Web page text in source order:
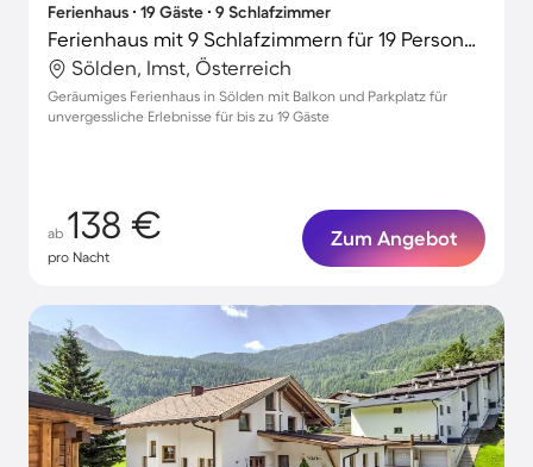
Ferienhaus ∙ 19 Gäste ∙ 9 Schlafzimmer
Ferienhaus mit 9 Schlafzimmern für 19 Personen
Sölden, Imst, Österreich
Geräumiges Ferienhaus in Sölden mit Balkon und Parkplatz für
unvergessliche Erlebnisse für bis zu 19 Gäste
ab 138 €
pro Nacht
Zum Angebot